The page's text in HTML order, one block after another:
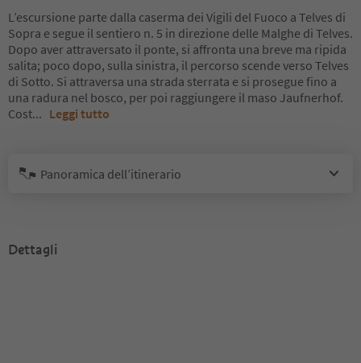
L’escursione parte dalla caserma dei Vigili del Fuoco a Telves di
Sopra e segue il sentiero n. 5 in direzione delle Malghe di Telves.
Dopo aver attraversato il ponte, si affronta una breve ma ripida
salita; poco dopo, sulla sinistra, il percorso scende verso Telves
di Sotto. Si attraversa una strada sterrata e si prosegue fino a
una radura nel bosco, per poi raggiungere il maso Jaufnerhof.
Cost... Leggi tutto
Panoramica dell’itinerario
Dettagli